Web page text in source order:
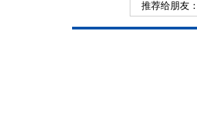
推荐给朋友：